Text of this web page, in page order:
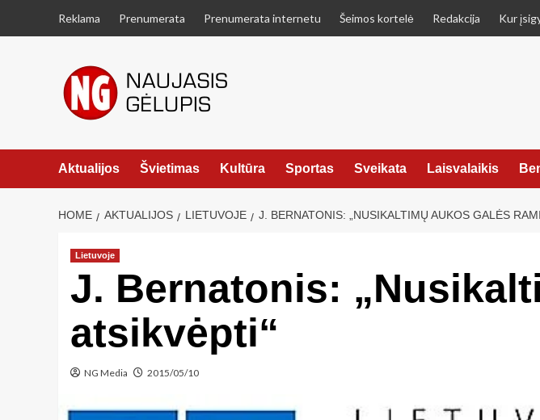
Reklama Prenumerata Prenumerata internetu Šeimos kortelė Redakcija Kur
Aktualijos Švietimas Kultūra Sportas Sveikata Laisvalaikis
HOME AKTUALIJOS LIETUVOJE J. BERNATONIS: „NUSIKALTIMŲ AUKOS GALĖS
Lietuvoje
J. Bernatonis:
atsikvėpti“
NG Media 2015/05/10